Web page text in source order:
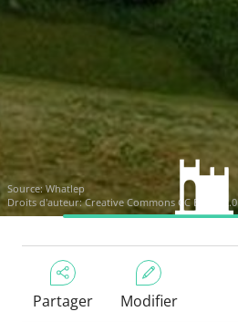
Source: Whatlep
Droits d'auteur:Creative Commons CC BY-SA 2.0
Partager Modifier